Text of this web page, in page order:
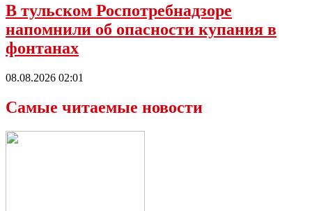
В тульском Роспотребнадзоре
напомнили об опасности купания в
фонтанах
08.08.2026 02:01
Самые читаемые новости